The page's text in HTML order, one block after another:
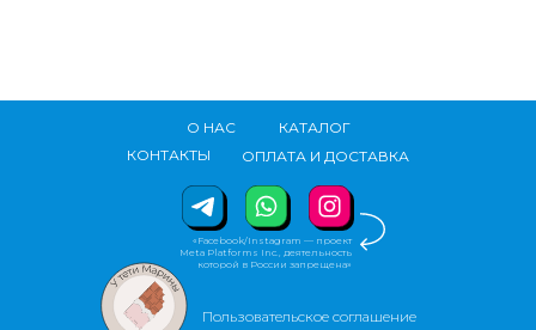
О НАС
КАТАЛОГ
ОПЛАТА И ДОСТАВКА
КОНТАКТЫ
Пользовательское соглашение
«Facebook/Instagram — проект
Meta Platforms Inc., деятельность
которой в России запрещена»